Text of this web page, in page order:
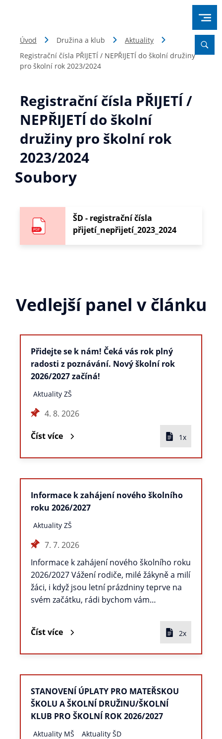
Úvod Družina a klub
Aktuality
Registrační čísla PŘIJETÍ / NEPŘIJETÍ do školní družiny
pro školní rok 2023/2024
Registrační čísla PŘIJETÍ /
NEPŘIJETÍ do školní
družiny pro školní rok
2023/2024
Soubory
ŠD - registrační čísla
přijetí_nepřijetí_2023_2024
Vedlejší panel v článku
Přidejte se k nám! Čeká vás rok plný
radosti z poznávání. Nový školní rok
2026/2027 začíná!
Aktuality ZŠ
4. 8. 2026
Číst více 1x
Informace k zahájení nového školního
roku 2026/2027
Aktuality ZŠ
7. 7. 2026
Informace k zahájení nového školního roku
2026/2027 Vážení rodiče, milé žákyně a milí
žáci, i když jsou letní prázdniny teprve na
svém začátku, rádi bychom vám…
Číst více 2x
STANOVENÍ ÚPLATY PRO MATEŘSKOU
ŠKOLU A ŠKOLNÍ DRUŽINU/ŠKOLNÍ
KLUB PRO ŠKOLNÍ ROK 2026/2027
Aktuality MŠ Aktuality ŠD